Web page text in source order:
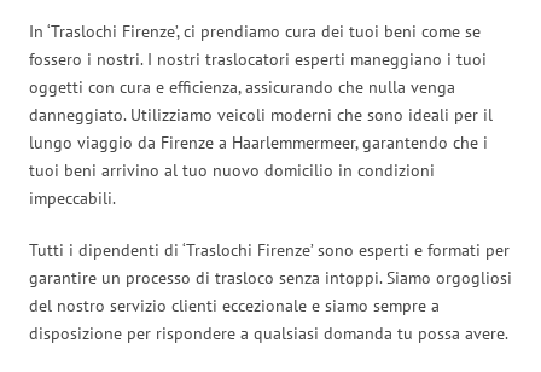
In ‘Traslochi Firenze’, ci prendiamo cura dei tuoi beni come se
fossero i nostri. I nostri traslocatori esperti maneggiano i tuoi
oggetti con cura e efficienza, assicurando che nulla venga
danneggiato. Utilizziamo veicoli moderni che sono ideali per il
lungo viaggio da Firenze a Haarlemmermeer, garantendo che i
tuoi beni arrivino al tuo nuovo domicilio in condizioni
impeccabili.
Tutti i dipendenti di ‘Traslochi Firenze’ sono esperti e formati per
garantire un processo di trasloco senza intoppi. Siamo orgogliosi
del nostro servizio clienti eccezionale e siamo sempre a
disposizione per rispondere a qualsiasi domanda tu possa avere.